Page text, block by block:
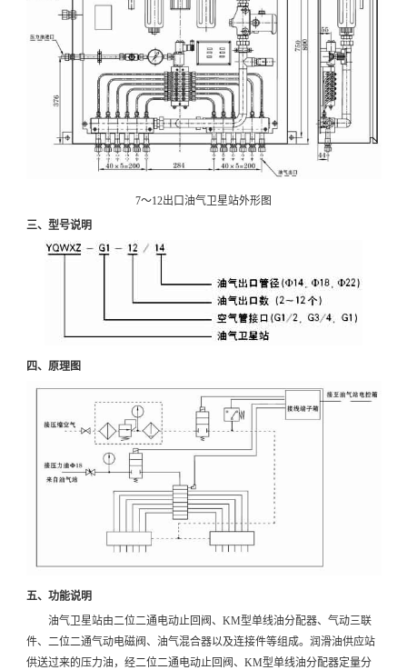
7～12出口油气卫星站外形图
三、型号说明
四、原理图
五、功能说明
油气卫星站由二位二通电动止回阀、KM型单线油分配器、气动三联
件、二位二通气动电磁阀、油气混合器以及连接件等组成。润滑油供应站
供送过来的压力油，经二位二通电动止回阀、KM型单线油分配器定量分